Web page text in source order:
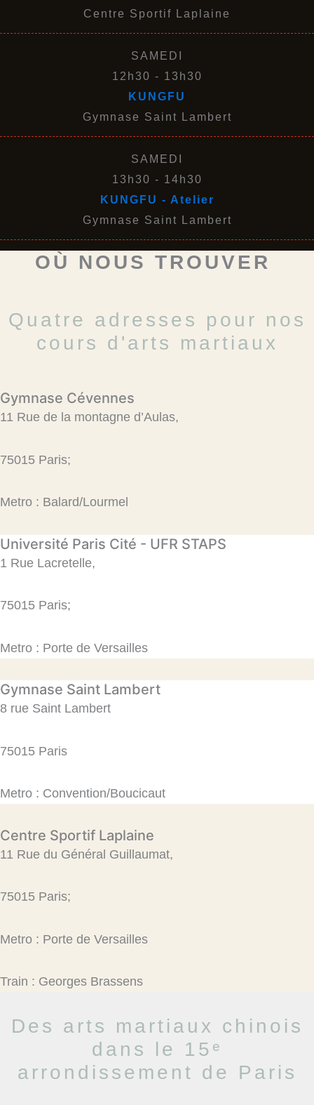
Centre Sportif Laplaine
SAMEDI
12h30 - 13h30
KUNGFU
Gymnase Saint Lambert
SAMEDI
13h30 - 14h30
KUNGFU - Atelier
Gymnase Saint Lambert
OÙ NOUS TROUVER
Quatre adresses pour nos
cours d'arts martiaux
Gymnase Cévennes
11 Rue de la montagne d’Aulas,
75015 Paris;
Metro : Balard/Lourmel​
Université Paris Cité - UFR STAPS​
1 Rue Lacretelle,
75015 Paris;
Metro : Porte de Versailles​
Gymnase Saint Lambert​
8 rue Saint Lambert
75015 Paris
Metro : Convention/Boucicaut
Centre Sportif Laplaine​
11 Rue du Général Guillaumat,
75015 Paris;
Metro : Porte de Versailles​
Train : Georges Brassens
Des arts martiaux chinois
dans le 15ᵉ
arrondissement de Paris